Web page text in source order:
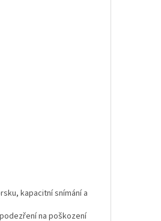
kapacitní snímání a
na poškození